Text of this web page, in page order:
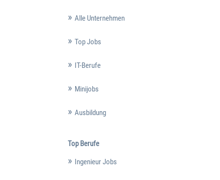
Alle Unternehmen
Top Jobs
IT-Berufe
Minijobs
Ausbildung
Top Berufe
Ingenieur Jobs